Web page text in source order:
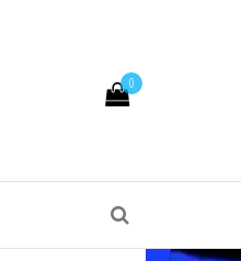
0